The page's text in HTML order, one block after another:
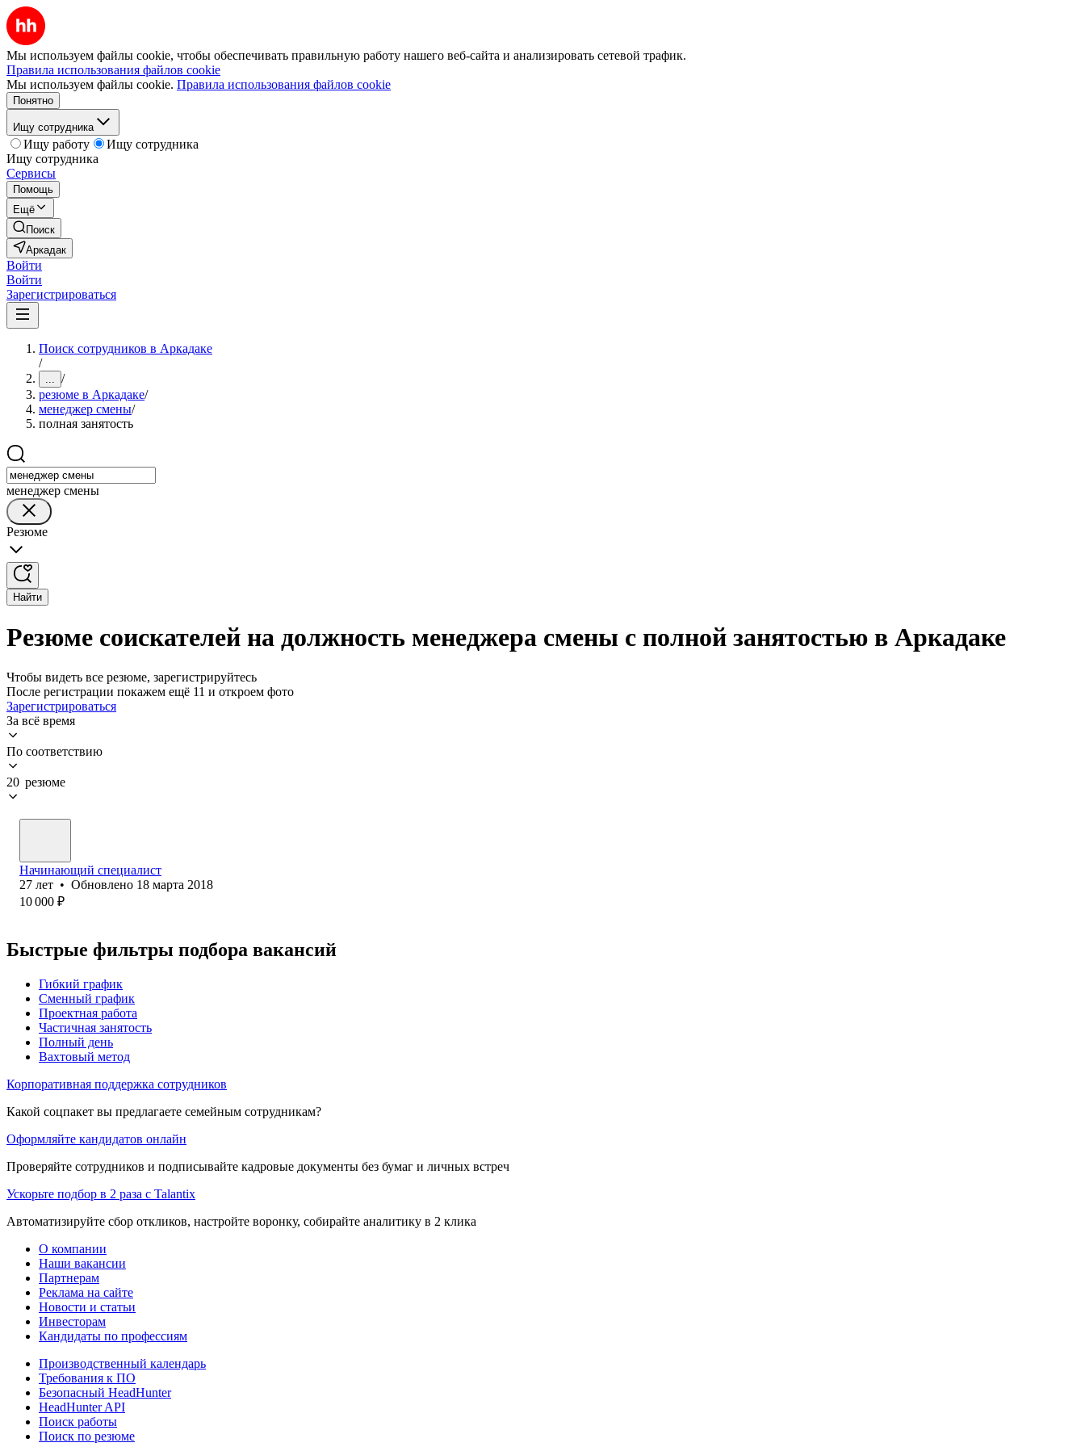
Мы используем файлы cookie, чтобы обеспечивать правильную работу нашего веб-сайта и анализировать сетевой трафик.
Правила использования файлов cookie
Мы используем файлы cookie. Правила использования файлов cookie
Понятно
Ищу сотрудника
Ищу работу
Ищу сотрудника
Ищу сотрудника
Сервисы
Помощь
Ещё
Поиск
Аркадак
Войти
Войти
Зарегистрироваться
Поиск сотрудников в Аркадаке
/
... /
резюме в Аркадаке/
менеджер смены/
полная занятость
менеджер смены
Резюме
Найти
Резюме соискателей на должность менеджера смены с полной занятостью в Аркадаке
Чтобы видеть все резюме, зарегистрируйтесь
После регистрации покажем ещё 11 и откроем фото
Зарегистрироваться
За всё время
По соответствию
20 резюме
Начинающий специалист
27 лет • Обновлено 18 марта 2018
10 000 ₽
Быстрые фильтры подбора вакансий
Гибкий график
Сменный график
Проектная работа
Частичная занятость
Полный день
Вахтовый метод
Корпоративная поддержка сотрудников
Какой соцпакет вы предлагаете семейным сотрудникам?
Оформляйте кандидатов онлайн
Проверяйте сотрудников и подписывайте кадровые документы без бумаг и личных встреч
Ускорьте подбор в 2 раза с Talantix
Автоматизируйте сбор откликов, настройте воронку, собирайте аналитику в 2 клика
О компании
Наши вакансии
Партнерам
Реклама на сайте
Новости и статьи
Инвесторам
Кандидаты по профессиям
Производственный календарь
Требования к ПО
Безопасный HeadHunter
HeadHunter API
Поиск работы
Поиск по резюме